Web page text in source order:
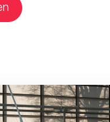
Nationalkader